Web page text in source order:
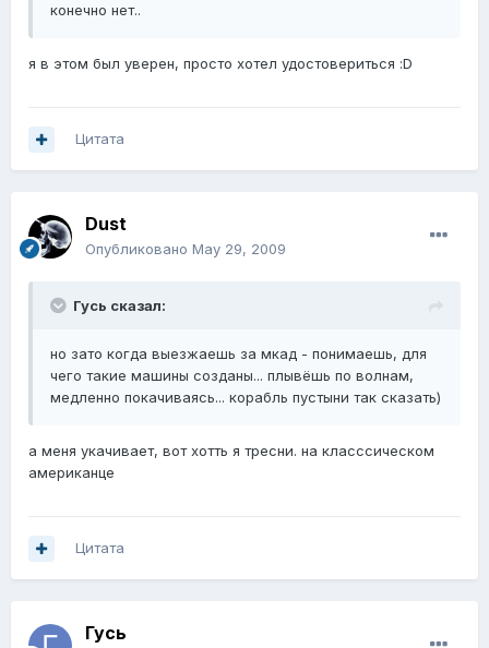
конечно нет..
я в этом был уверен, просто хотел удостовериться :D
Цитата
Dust
Опубликовано May 29, 2009
Гусь сказал:
но зато когда выезжаешь за мкад - понимаешь, для
чего такие машины созданы... плывёшь по волнам,
медленно покачиваясь... корабль пустыни так сказать)
а меня укачивает, вот хотть я тресни. на класссическом
американце
Цитата
Гусь